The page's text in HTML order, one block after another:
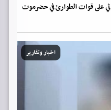
على قوات الطوارئ في حضرموت
اخبار وتقارير